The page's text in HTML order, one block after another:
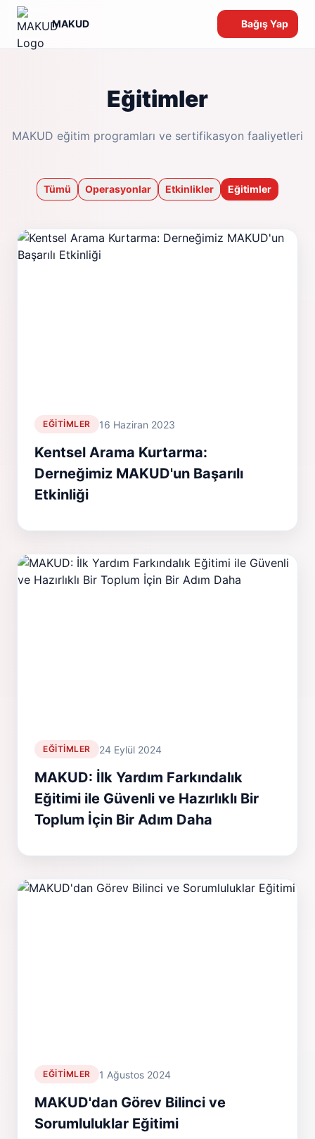
MAKUD Bağış Yap
Eğitimler
MAKUD eğitim programları ve sertifikasyon faaliyetleri
Tümü Operasyonlar Etkinlikler Eğitimler
EĞITIMLER 16 Haziran 2023
Kentsel Arama Kurtarma:
Derneğimiz MAKUD'un Başarılı
Etkinliği
EĞITIMLER 24 Eylül 2024
MAKUD: İlk Yardım Farkındalık
Eğitimi ile Güvenli ve Hazırlıklı Bir
Toplum İçin Bir Adım Daha
EĞITIMLER 1 Ağustos 2024
MAKUD'dan Görev Bilinci ve
Sorumluluklar Eğitimi